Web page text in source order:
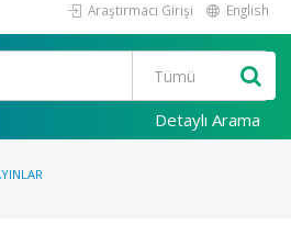
Araştırmacı Girişi English
Detaylı Arama